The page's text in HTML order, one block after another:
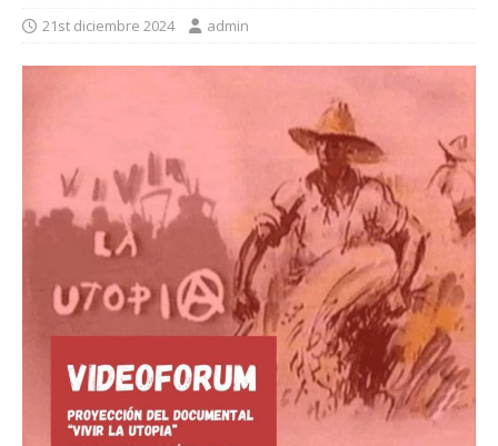
21st diciembre 2024 admin